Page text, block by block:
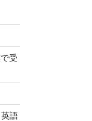
受
語